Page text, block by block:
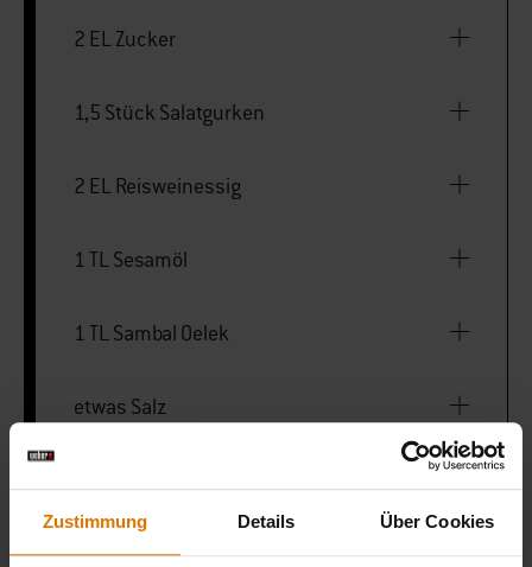
Zustimmung Details Über Cookies
2 EL Zucker
1,5 Stück Salatgurken
2 EL Reisweinessig
1 TL Sesamöl
1 TL Sambal Oelek
etwas Salz